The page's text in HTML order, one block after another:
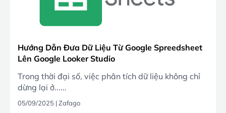
Hướng Dẫn Đưa Dữ Liệu Từ Google Spreedsheet
Lên Google Looker Studio
Trong thời đại số, việc phân tích dữ liệu không chỉ
dừng lại ở......
05/09/2025 |Zafago